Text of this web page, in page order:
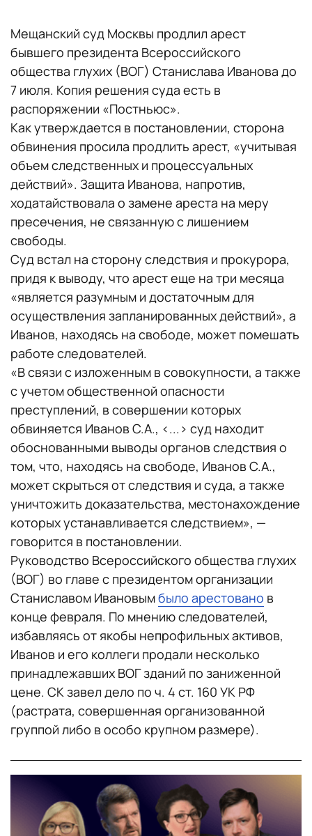
Мещанский суд Москвы продлил арест
бывшего президента Всероссийского
общества глухих (ВОГ) Станислава Иванова до
7 июля. Копия решения суда есть в
распоряжении «Постньюс».
Как утверждается в постановлении, сторона
обвинения просила продлить арест, «учитывая
объем следственных и процессуальных
действий». Защита Иванова, напротив,
ходатайствовала о замене ареста на меру
пресечения, не связанную с лишением
свободы.
Суд встал на сторону следствия и прокурора,
придя к выводу, что арест еще на три месяца
«является разумным и достаточным для
осуществления запланированных действий», а
Иванов, находясь на свободе, может помешать
работе следователей.
«В связи с изложенным в совокупности, а также
с учетом общественной опасности
преступлений, в совершении которых
обвиняется Иванов С.А., <...> суд находит
обоснованными выводы органов следствия о
том, что, находясь на свободе, Иванов С.А.,
может скрыться от следствия и суда, а также
уничтожить доказательства, местонахождение
которых устанавливается следствием», —
говорится в постановлении.
Руководство Всероссийского общества глухих
(ВОГ) во главе с президентом организации
Станиславом Ивановымбыло арестовано в
конце февраля. По мнению следователей,
избавляясь от якобы непрофильных активов,
Иванов и его коллеги продали несколько
принадлежавших ВОГ зданий по заниженной
цене. СК завел дело по ч. 4 ст. 160 УК РФ
(растрата, совершенная организованной
группой либо в особо крупном размере).